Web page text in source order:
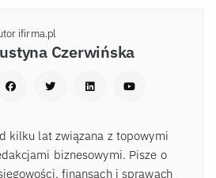
ifirma.pl
Czerwińska
kilku lat związana z topowymi
biznesowymi. Pisze o
finansach i sprawach